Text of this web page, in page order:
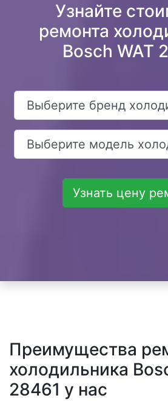
Узнайте
ремонта
Bosch WAT
Узнать цену
Преимущества
холодильника
28461 у нас